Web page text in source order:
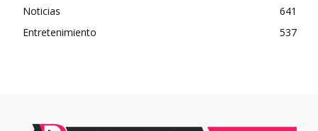
Noticias
641
Entretenimiento
537